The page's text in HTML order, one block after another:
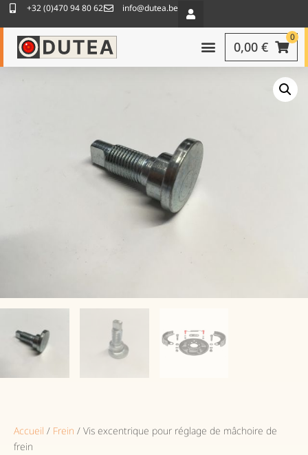
+32 (0)470 94 80 62 info@dutea.be
0
0,00 €
Accueil / Frein / Vis excentrique pour réglage de mâchoire de
frein